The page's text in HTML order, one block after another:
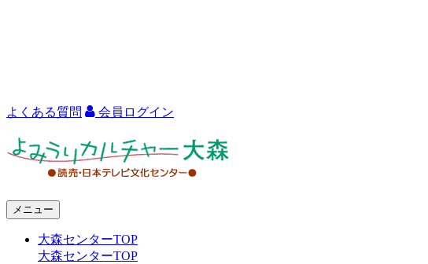
よくある質問 会員ログイン
メニュー
大森センターTOP
大森センターTOP